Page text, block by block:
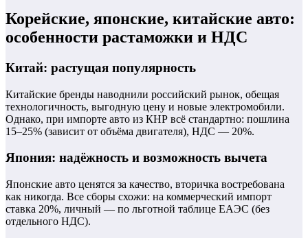
Корейские, японские, китайские авто:
особенности растаможки и НДС
Китай: растущая популярность
Китайские бренды наводнили российский рынок, обещая
технологичность, выгодную цену и новые электромобили.
Однако, при импорте авто из КНР всё стандартно: пошлина
15–25% (зависит от объёма двигателя), НДС — 20%.
Япония: надёжность и возможность вычета
Японские авто ценятся за качество, вторичка востребована
как никогда. Все сборы схожи: на коммерческий импорт
ставка 20%, личный — по льготной таблице ЕАЭС (без
отдельного НДС).